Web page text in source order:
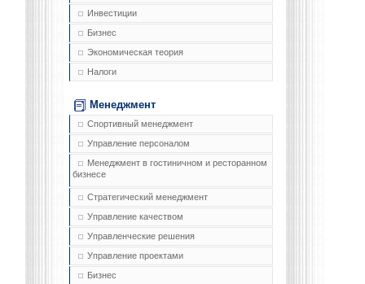
Инвестиции
Бизнес
Экономическая теория
Налоги
Менеджмент
Спортивный менеджмент
Управление персоналом
Менеджмент в гостиничном и ресторанном
бизнесе
Стратегический менеджмент
Управление качеством
Управленческие решения
Управление проектами
Бизнес